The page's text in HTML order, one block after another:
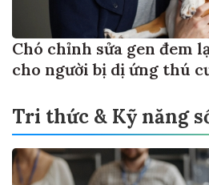
Chó chỉnh sửa gen đem
cho người bị dị ứng thú
Tri thức & Kỹ năng